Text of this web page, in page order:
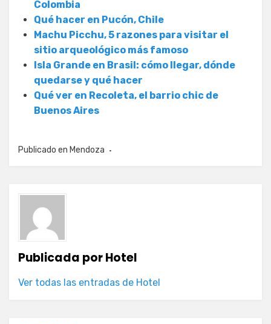
Colombia
Qué hacer en Pucón, Chile
Machu Picchu, 5 razones para visitar el
sitio arqueológico más famoso
Isla Grande en Brasil: cómo llegar, dónde
quedarse y qué hacer
Qué ver en Recoleta, el barrio chic de
Buenos Aires
Publicado en Mendoza
Publicada porHotel
Ver todas las entradas de Hotel